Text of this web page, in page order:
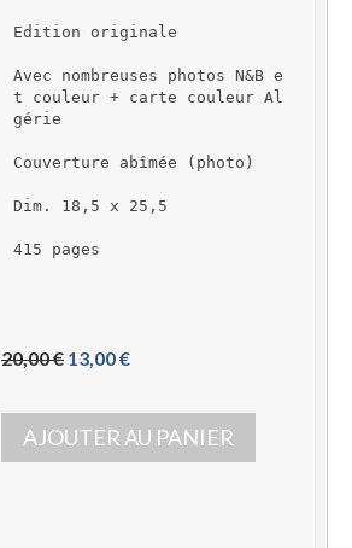
Edition originale
Avec nombreuses photos N&B e
t couleur + carte couleur Al
gérie
Couverture abîmée (photo)
Dim. 18,5 x 25,5
415 pages
20,00 € L
p
r
i
13,00 €L
p
r
i
AJOUTER AU PANIER